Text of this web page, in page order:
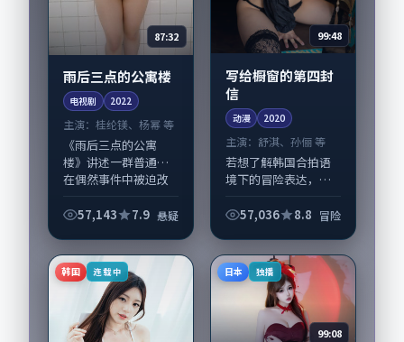
87:32
雨后三点的公寓楼
电视剧 2022
主演： 桂纶镁、杨幂 等
《雨后三点的公寓
楼》讲述一群普通人
在偶然事件中被迫改
悬疑类型元素服务于
白叙事，桂纶镁、杨
幂...
57,143 7.9 悬疑
99:48
写给橱窗的第四封
信
动漫 2020
主演：舒淇、孙俪 等
若想了解韩国合拍语
境下的冒险表达，
信》值得关注：剧情
孙俪与配角群戏并
重。影片2020年面
57,036 8.8 冒险
韩国 连载中 日本 独播
99:08